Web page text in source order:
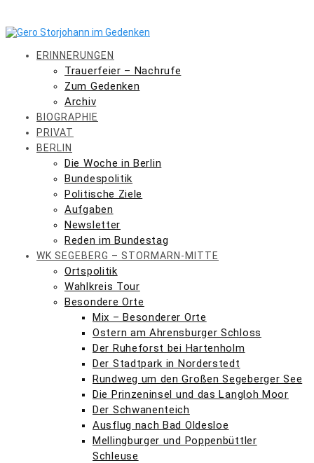
content
ERINNERUNGEN
Trauerfeier – Nachrufe
Zum Gedenken
Archiv
BIOGRAPHIE
PRIVAT
BERLIN
Die Woche in Berlin
Bundespolitik
Politische Ziele
Aufgaben
Newsletter
Reden im Bundestag
WK SEGEBERG – STORMARN-MITTE
Ortspolitik
Wahlkreis Tour
Besondere Orte
Mix – Besonderer Orte
Ostern am Ahrensburger Schloss
Der Ruheforst bei Hartenholm
Der Stadtpark in Norderstedt
Rundweg um den Großen Segeberger See
Die Prinzeninsel und das Langloh Moor
Der Schwanenteich
Ausflug nach Bad Oldesloe
Mellingburger und Poppenbüttler
Schleuse